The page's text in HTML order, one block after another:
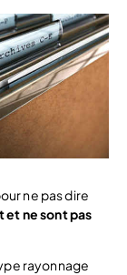
ne pas dire
ne sont pas
rayonnage